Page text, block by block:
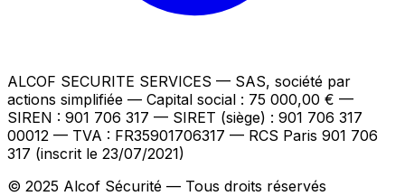
ALCOF SECURITE SERVICES — SAS, société par
actions simplifiée — Capital social : 75 000,00 € —
SIREN : 901 706 317 — SIRET (siège) : 901 706 317
00012 — TVA : FR35901706317 — RCS Paris 901 706
317 (inscrit le 23/07/2021)
© 2025 Alcof Sécurité — Tous droits réservés